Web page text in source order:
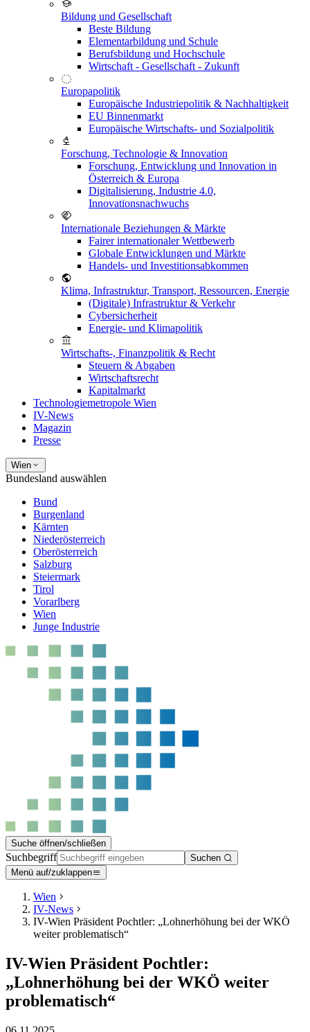
Bildung und Gesellschaft
Beste Bildung
Elementarbildung und Schule
Berufsbildung und Hochschule
Wirtschaft - Gesellschaft - Zukunft
Europapolitik
Europäische Industriepolitik & Nachhaltigkeit
EU Binnenmarkt
Europäische Wirtschafts- und Sozialpolitik
Forschung, Technologie & Innovation
Forschung, Entwicklung und Innovation in
Österreich & Europa
Digitalisierung, Industrie 4.0,
Innovationsnachwuchs
Internationale Beziehungen & Märkte
Fairer internationaler Wettbewerb
Globale Entwicklungen und Märkte
Handels- und Investitionsabkommen
Klima, Infrastruktur, Transport, Ressourcen, Energie
(Digitale) Infrastruktur & Verkehr
Cybersicherheit
Energie- und Klimapolitik
Wirtschafts-, Finanzpolitik & Recht
Steuern & Abgaben
Wirtschaftsrecht
Kapitalmarkt
Technologiemetropole Wien
IV-News
Magazin
Presse
Wien
Bundesland auswählen
Bund
Burgenland
Kärnten
Niederösterreich
Oberösterreich
Salzburg
Steiermark
Tirol
Vorarlberg
Wien
Junge Industrie
Suche öffnen/schließen
Suchbegriff
Suchen
Menü auf/zuklappen
Wien
IV-News
IV-Wien Präsident Pochtler: „Lohnerhöhung bei der WKÖ
weiter problematisch“
IV-Wien Präsident Pochtler:
„Lohnerhöhung bei der WKÖ weiter
problematisch“